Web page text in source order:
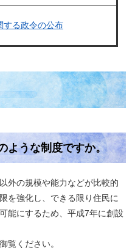
する政令の公布
うな制度ですか。
外の規模や能力などが比較的
を強化し、できる限り住民に
能にするため、平成7年に創設
覧ください。